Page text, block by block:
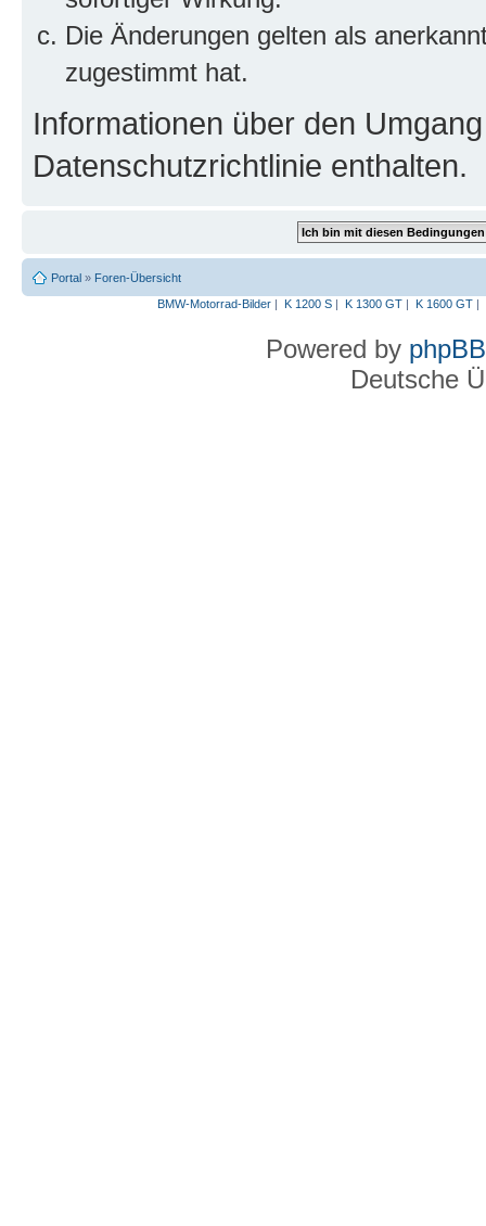
Die Änderungen gelten als
zugestimmt hat.
Informationen über den
Datenschutzrichtlinie enthalten.
Portal » Foren-Übersicht
BMW-Motorrad-Bilder| K 1200 S| K 1300 GT| K 1600 GT|
Powered by phpBB
Deutsche